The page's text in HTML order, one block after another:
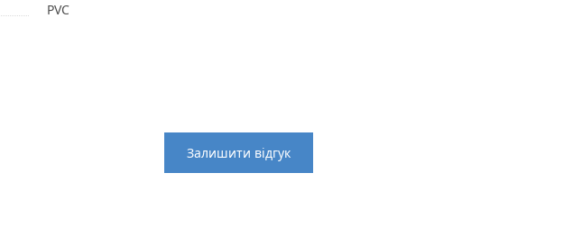
PVC
Залишити відгук